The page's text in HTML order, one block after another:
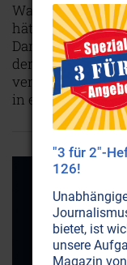
Wasser zeigt,
hätten: Es
Dann verwandelt
der deutlich mehr
verschenkt,
in einem
"3 für 2"-
126!
bietet, ist
unsere
Magazin